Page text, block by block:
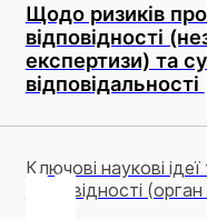
Щодо ризиків
відповідності
експертизи) та
відповідальності
Ключові наукові
відповідності